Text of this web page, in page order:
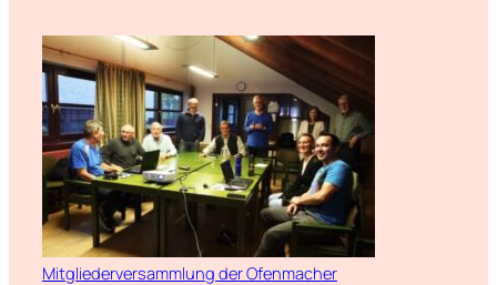
gutes
Mitgliederversammlung der Ofenmacher